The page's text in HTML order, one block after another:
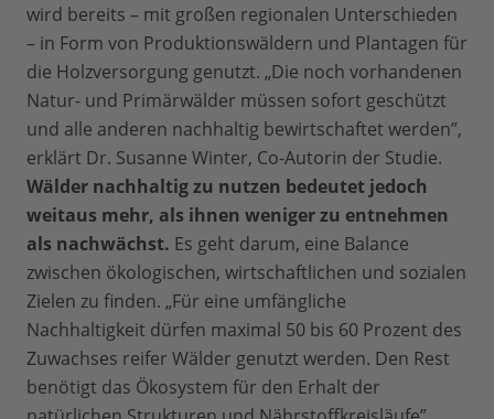
wird bereits – mit großen regionalen Unterschieden
– in Form von Produktionswäldern und Plantagen für
die Holzversorgung genutzt. „Die noch vorhandenen
Natur- und Primärwälder müssen sofort geschützt
und alle anderen nachhaltig bewirtschaftet werden”,
erklärt Dr. Susanne Winter, Co-Autorin der Studie.
Wälder nachhaltig zu nutzen bedeutet jedoch
weitaus mehr, als ihnen weniger zu entnehmen
als nachwächst. Es geht darum, eine Balance
zwischen ökologischen, wirtschaftlichen und sozialen
Zielen zu finden. „Für eine umfängliche
Nachhaltigkeit dürfen maximal 50 bis 60 Prozent des
Zuwachses reifer Wälder genutzt werden. Den Rest
benötigt das Ökosystem für den Erhalt der